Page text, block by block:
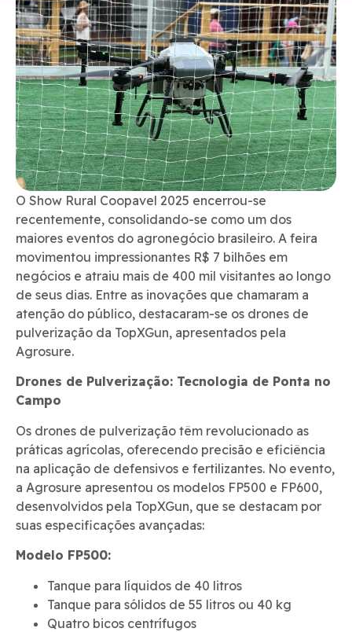
O Show Rural Coopavel 2025 encerrou-se
recentemente, consolidando-se como um dos
maiores eventos do agronegócio brasileiro. A feira
movimentou impressionantes R$ 7 bilhões em
negócios e atraiu mais de 400 mil visitantes ao longo
de seus dias. Entre as inovações que chamaram a
atenção do público, destacaram-se os drones de
pulverização da TopXGun, apresentados pela
Agrosure.
Drones de Pulverização: Tecnologia de Ponta no
Campo
Os drones de pulverização têm revolucionado as
práticas agrícolas, oferecendo precisão e eficiência
na aplicação de defensivos e fertilizantes. No evento,
a Agrosure apresentou os modelos FP500 e FP600,
desenvolvidos pela TopXGun, que se destacam por
suas especificações avançadas:
Modelo FP500:
Tanque para líquidos de 40 litros
Tanque para sólidos de 55 litros ou 40 kg
Quatro bicos centrífugos